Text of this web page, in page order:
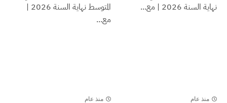
نهاية السنة 2026 | مع...
المتوسط نهاية السنة 2026 |
مع...
منذ عام منذ عام